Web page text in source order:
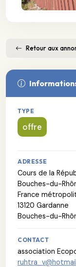
Retour aux
TYPE
offre
ADRESSE
Cours de la
Bouches-du-
France
13120 Gardanne
Bouches-du-
CONTACT
association